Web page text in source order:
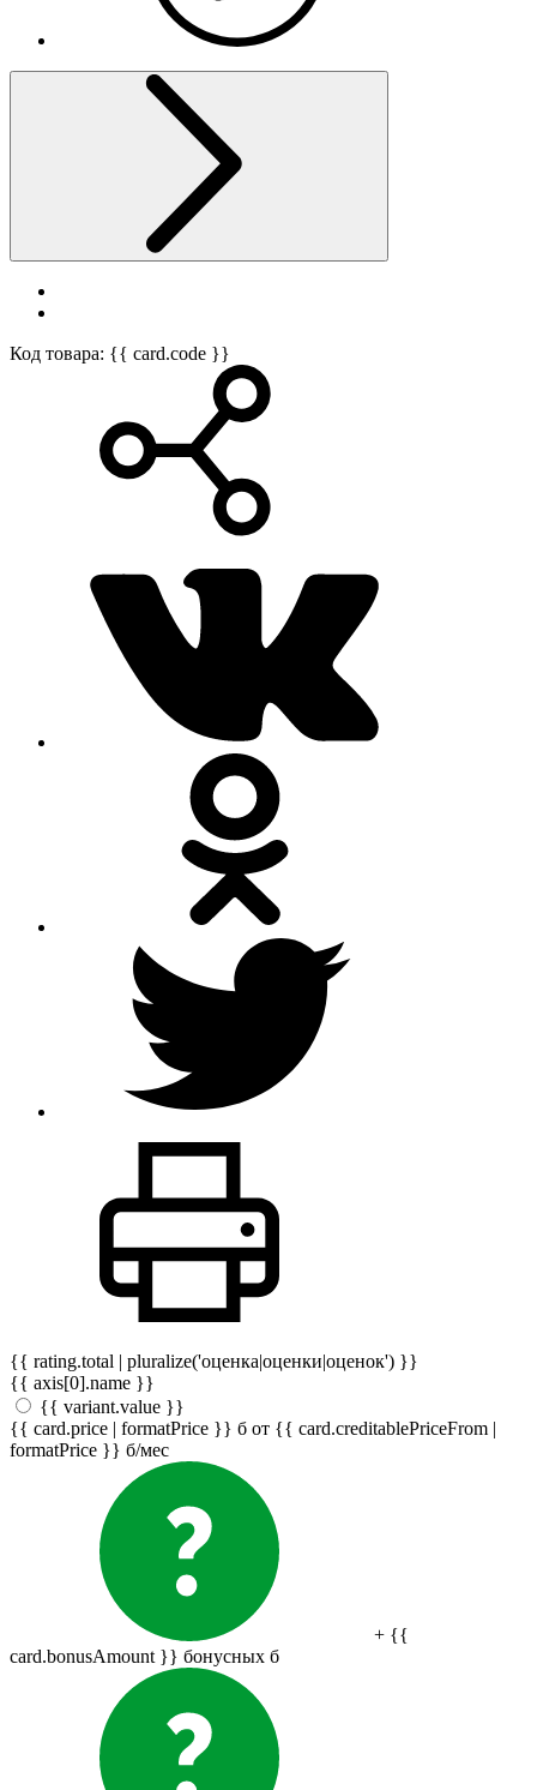
Код товара: {{ card.code }}
{{ rating.total | pluralize('оценка|оценки|оценок') }}
{{ axis[0].name }}
{{ variant.value }}
{{ card.price | formatPrice }} б от {{ card.creditablePriceFrom |
formatPrice }} б/мес
+ {{
card.bonusAmount }} бонусных б